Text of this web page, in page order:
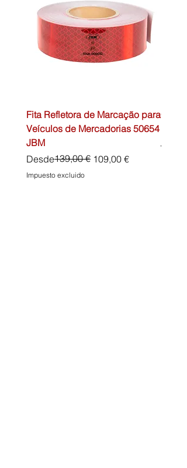
Fita Refletora de Marcação para
Veículos de Mercadorias 50654
JBM
Desde
Precio139,00 € 109,00 €
Precio de oferta
Impuesto excluido
Precio
45,00 €